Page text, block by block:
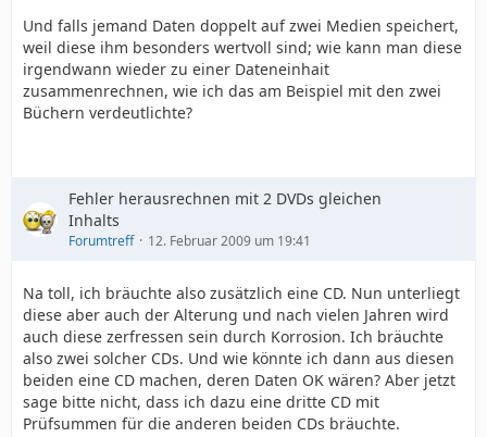
Und falls jemand Daten doppelt auf zwei Medien speichert,
weil diese ihm besonders wertvoll sind; wie kann man diese
irgendwann wieder zu einer Dateneinhait
zusammenrechnen, wie ich das am Beispiel mit den zwei
Büchern verdeutlichte?
Fehler herausrechnen mit 2 DVDs gleichen
Inhalts
Forumtreff 12. Februar 2009 um 19:41
Na toll, ich bräuchte also zusätzlich eine CD. Nun unterliegt
diese aber auch der Alterung und nach vielen Jahren wird
auch diese zerfressen sein durch Korrosion. Ich bräuchte
also zwei solcher CDs. Und wie könnte ich dann aus diesen
beiden eine CD machen, deren Daten OK wären? Aber jetzt
sage bitte nicht, dass ich dazu eine dritte CD mit
Prüfsummen für die anderen beiden CDs bräuchte.